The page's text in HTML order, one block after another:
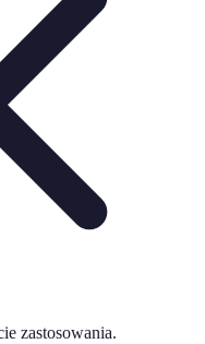
zastosowania.